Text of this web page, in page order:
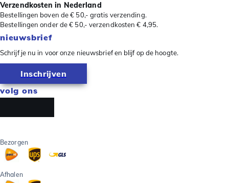
Verzendkosten in Nederland
Bestellingen boven de € 50,- gratis verzending.
Bestellingen onder de € 50,- verzendkosten € 4,95.
nieuwsbrief
Schrijf je nu in voor onze nieuwsbrief en blijf op de hoogte.
Inschrijven
volg ons
Bezorgen
Afhalen